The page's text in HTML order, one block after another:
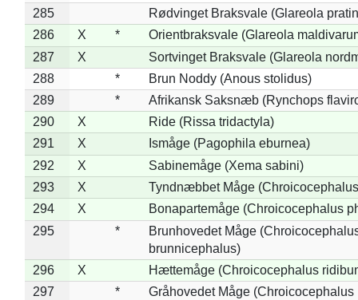
285
Rødvinget Braksvale (Glareola
286
X *
Orientbraksvale (Glareola
287
X
Sortvinget Braksvale (Glareola
288
*
Brun Noddy (Anous stolidus)
289
*
Afrikansk Saksnæb (Rynchops
290
X
Ride (Rissa tridactyla)
291
X
Ismåge (Pagophila eburnea)
292
X
Sabinemåge (Xema sabini)
293
X
Tyndnæbbet Måge
294
X
Bonapartemåge (Chroicocephalus
295
*
Brunhovedet Måge
brunnicephalus)
296
X
Hættemåge (Chroicocephalus
297
*
Gråhovedet Måge (Chroicocephalus